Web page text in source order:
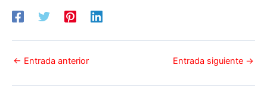
← Entrada anterior Entrada siguiente →